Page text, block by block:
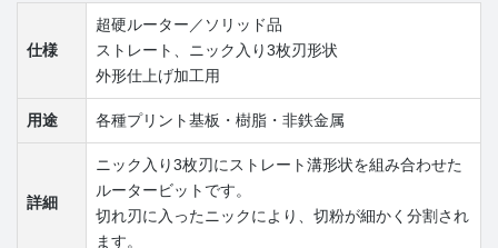
仕様
超硬ルーター／ソリッド品
ストレート、ニック入り3枚刃形状
外形仕上げ加工用
用途 各種プリント基板・樹脂・非鉄金属
詳細
ニック入り3枚刃にストレート溝形状を組み合わせた
ルータービットです。
切れ刃に入ったニックにより、切粉が細かく分割され
ます。